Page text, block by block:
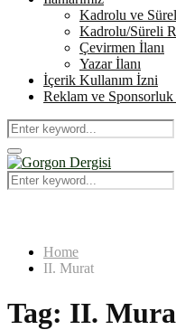
Kadrolu ve
Kadrolu/Süreli
Çevirmen İlanı
Yazar İlanı
İçerik Kullanım İzni
Reklam ve Sponsorluk
Search
for:
Primary
Menu
Search
for:
Home
II. Murat
Tag: II.